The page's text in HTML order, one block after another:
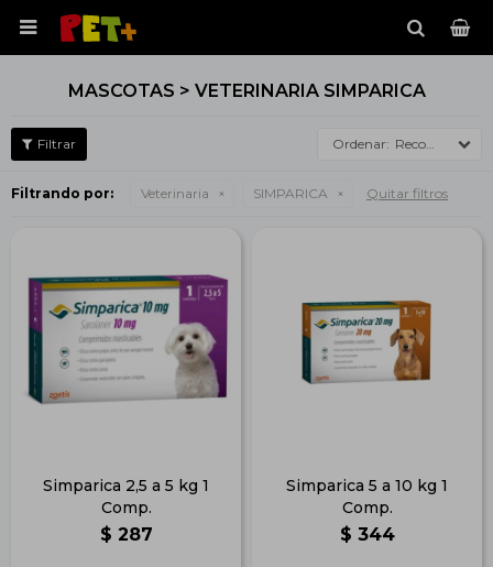

MASCOTAS > VETERINARIA SIMPARICA
Recomendados
Filtrando por: Veterinaria SIMPARICA Quitar filtros
Simparica 2,5 a 5 kg 1
Comp.
$ 287
Simparica 5 a 10 kg 1
Comp.
$ 344